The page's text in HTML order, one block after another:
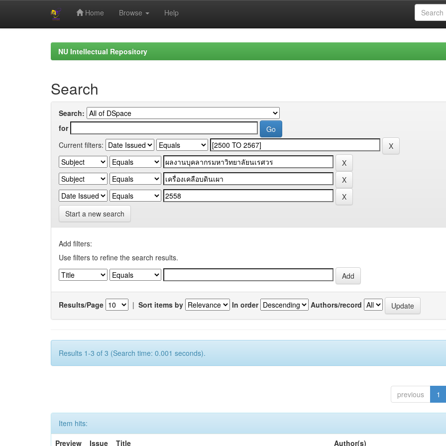
Home Browse Help
NU Intellectual Repository
Search
Search:
for
Current filters:
Start a new search
Add filters:
Use filters to refine the search results.
Results/Page | Sort items by In order Authors/record
Results 1-3 of 3 (Search time: 0.001 seconds).
previous 1
Item hits:
Preview
Issue Title Author(s)